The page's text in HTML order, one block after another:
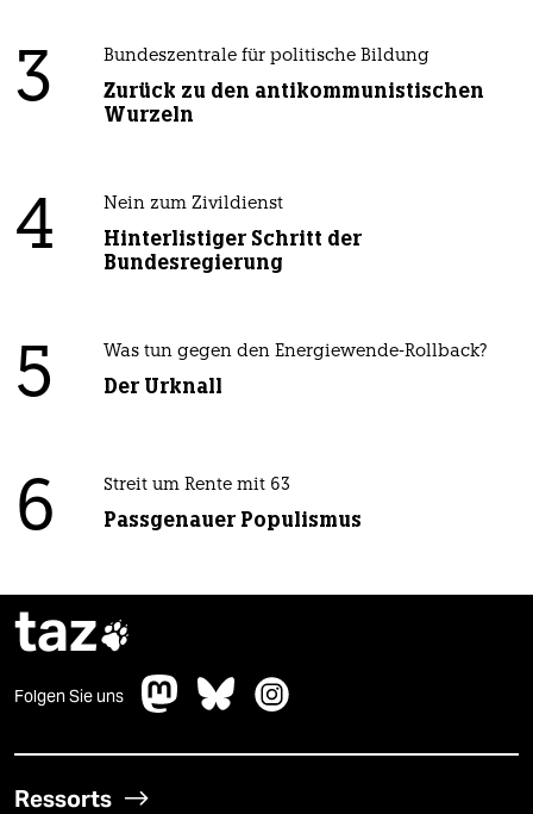
3 Bundeszentrale für politische Bildung
Zurück zu den antikommunistischen
Wurzeln
4 Nein zum Zivildienst
Hinterlistiger Schritt der
Bundesregierung
5 Was tun gegen den Energiewende-Rollback?
Der Urknall
6 Streit um Rente mit 63
Passgenauer Populismus
taz
Folgen Sie uns
Ressorts